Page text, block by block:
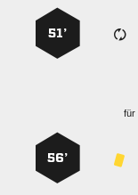
51’
für
56’